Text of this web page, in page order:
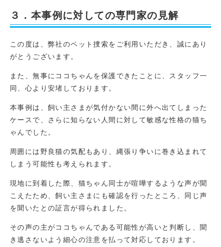
３．本事例に対しての専門家の見解
この度は、弊社のペット捜索をご利用いただき、誠にあり
がとうございます。
また、無事にココちゃんを保護できたことに、スタッフ一
同、心より安堵しております。
本事例は、飼い主さまが気付かない間に外へ出てしまった
ケースで、さらに知らない人間に対して敏感な性格の猫ち
ゃんでした。
周囲には野良猫の気配もあり、縄張り争いに巻き込まれて
しまう可能性も考えられます。
現地に到着した際、猫ちゃん同士が喧嘩するような声が聞
こえたため、飼い主さまにも確認を行ったところ、同じ声
を聞いたとの証言が得られました。
その声の主がココちゃんである可能性が高いと判断し、聞
き逃さないよう細心の注意を払って対応しております。